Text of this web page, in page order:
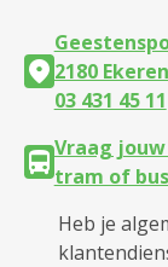
2180 Ekeren
03 431 45 11
Vraag
tram of bus
Heb je